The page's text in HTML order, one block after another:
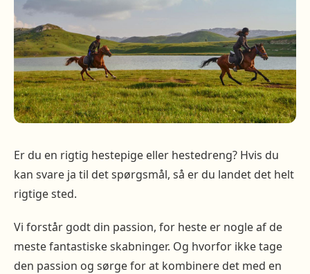
Er du en rigtig hestepige eller hestedreng? Hvis du
kan svare ja til det spørgsmål, så er du landet det helt
rigtige sted.
Vi forstår godt din passion, for heste er nogle af de
meste fantastiske skabninger. Og hvorfor ikke tage
den passion og sørge for at kombinere det med en